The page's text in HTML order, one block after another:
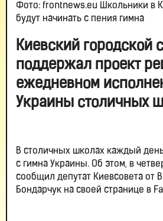
Фото: frontnews.eu Школьники в
будут начинать с пения гимна
Киевский городской
поддержал проект
ежедневном
Украины столичных
В столичных школах каждый
с гимна Украины. Об этом, в
сообщил депутат Киевсовета от
Бондарчук на своей странице в